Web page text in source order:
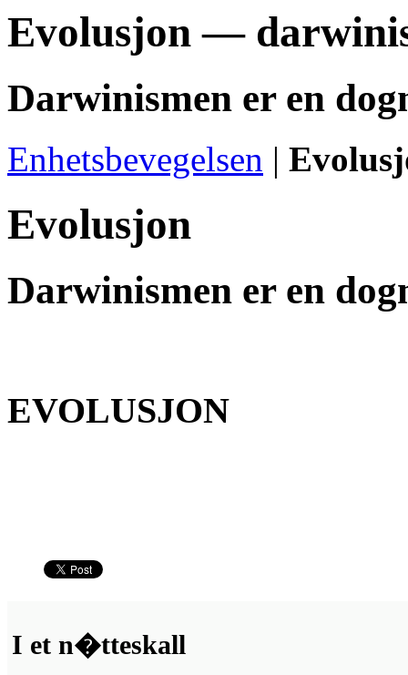
Evolusjon —
Darwinismen er en
Enhetsbevegelsen |
Evolusjon
Darwinismen er en
EVOLUSJON
I et n�tteskall